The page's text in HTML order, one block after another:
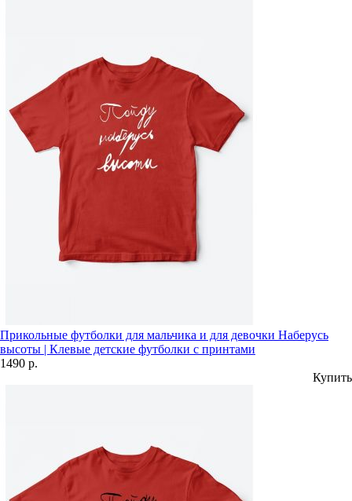
Прикольные футболки для мальчика и для девочки Наберусь
высоты | Клевые детские футболки с принтами
1490 р.
Купить